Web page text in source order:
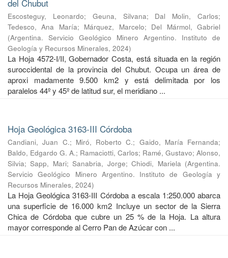
del Chubut
Escosteguy, Leonardo; Geuna, Silvana; Dal Molin, Carlos;
Tedesco, Ana María; Márquez, Marcelo; Del Mármol, Gabriel
(Argentina. Servicio Geológico Minero Argentino. Instituto de
Geología y Recursos Minerales, 2024)
La Hoja 4572-I/II, Gobernador Costa, está situada en la región
suroccidental de la provincia del Chubut. Ocupa un área de
aproxi madamente 9.500 km2 y está delimitada por los
paralelos 44º y 45º de latitud sur, el meridiano ...
Hoja Geológica 3163-III Córdoba
Candiani, Juan C.; Miró, Roberto C.; Gaido, María Fernanda;
Baldo, Edgardo G. A.; Ramaciotti, Carlos; Ramé, Gustavo; Alonso,
Silvia;Sapp, Mari;Sanabria, Jorge;Chiodi, Mariela (Argentina.
Servicio Geológico Minero Argentino. Instituto de Geología y
Recursos Minerales, 2024)
La Hoja Geológica 3163-III Córdoba a escala 1:250.000 abarca
una superficie de 16.000 km2 Incluye un sector de la Sierra
Chica de Córdoba que cubre un 25 % de la Hoja. La altura
mayor corresponde al Cerro Pan de Azúcar con ...